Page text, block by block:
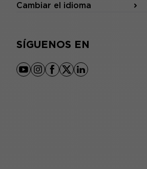
Cambiar el idioma
SÍGUENOS EN
youtube
instagram
facebook
x linkedin